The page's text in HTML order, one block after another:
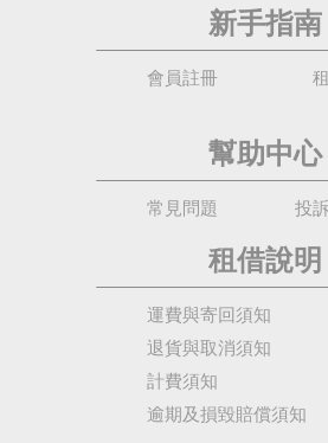
新手指南
會員註冊
幫助中心
常見問題 投
租借說明
運費與寄回須知
退貨與取消須知
計費須知
逾期及損毀賠償須知